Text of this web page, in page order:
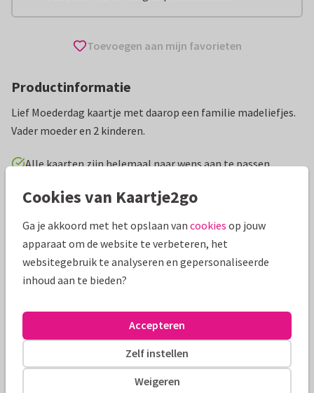
Toevoegen aan mijn favorieten
Productinformatie
Lief Moederdag kaartje met daarop een familie madeliefjes.
Vader moeder en 2 kinderen.
Alle kaarten zijn helemaal naar wens aan te passen
Moederdag kaarten Jelke van Antwerpen 2
Specificaties bij deze kaart
Papiersoort: Kies uit 6 luxe papiersoorten
Envelop: Witte vensterenvelop
Adres: Achterop de kaart
Formaten
Cookies van Kaartje2go
Ga je akkoord met het opslaan van cookies op jouw
apparaat om de website te verbeteren, het
websitegebruik te analyseren en gepersonaliseerde
inhoud aan te bieden?
Weigeren
Zelf instellen
Accepteren